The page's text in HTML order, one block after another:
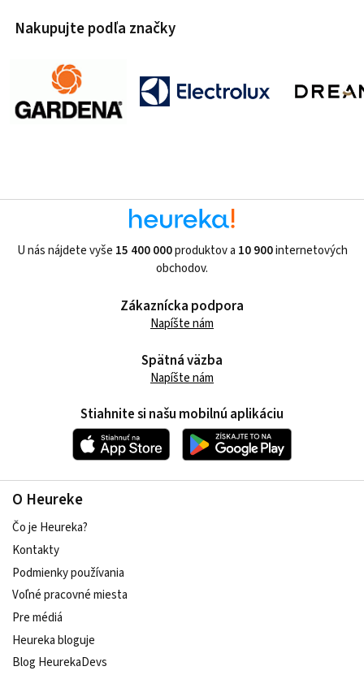
Nakupujte podľa značky
U nás nájdete vyše 15 400 000produktov a 10 900internetových
obchodov.
O Heureke
Čo je Heureka?
Kontakty
Podmienky používania
Voľné pracovné miesta
Pre médiá
Heureka bloguje
Blog HeurekaDevs
Zákaznícka podpora
Napíšte nám
Spätná väzba
Napíšte nám
Stiahnite si našu mobilnú aplikáciu